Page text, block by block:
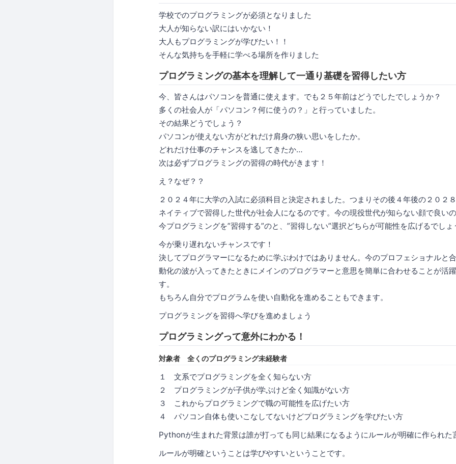
学校でのプログラミングが必須となりました
大人が知らない訳にはいかない！
大人もプログラミングが学びたい！！
そんな気持ちを手軽に学べる場所を作りました
プログラミングの基本を理解して一通り基礎を習得したい方
今、皆さんはパソコンを普通に使えます。でも２５年前はどうでしたでしょうか？
多くの社会人が「パソコン？何に使うの？」と行っていました。
その結果どうでしょう？
パソコンが使えない方がどれだけ肩身の狭い思いをしたか。
どれだけ仕事のチャンスを逃してきたか…
次は必ずプログラミングの習得の時代がきます！
え？なぜ？？
２０２４年に大学の入試に必須科目と決定されました。つまりその後４年後の２０２
ネイティブで習得した世代が社会人になるのです。今の現役世代が知らない顔で良い
今プログラミングを”習得する”のと、”習得しない”選択どちらが可能性を広げるでしょ
今が乗り遅れないチャンスです！
決してプログラマーになるために学ぶわけではありません。今のプロフェショナルと
動化の波が入ってきたときにメインのプログラマーと意思を簡単に合わせることが活
す。
もちろん自分でプログラムを使い自動化を進めることもできます。
プログラミングを習得へ学びを進めましょう
プログラミングって意外にわかる！
対象者 全くのプログラミング未経験者
１ 文系でプログラミングを全く知らない方
２ プログラミングが子供が学ぶけど全く知識がない方
３ これからプログラミングで職の可能性を広げたい方
４ パソコン自体も使いこなしてないけどプログラミングを学びたい方
Pythonが生まれた背景は誰が打っても同じ結果になるようにルールが明確に作られた
ルールが明確ということは学びやすいということです。